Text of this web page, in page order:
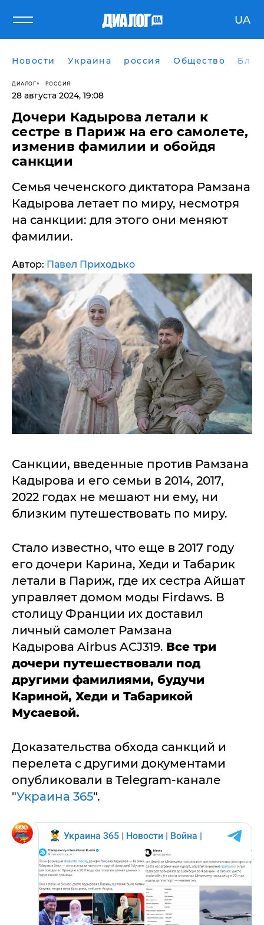
UA
Новости Украина россия Общество
ДИАЛОГ РОССИЯ
28 августа 2024, 19:08
Дочери Кадырова летали к
сестре в Париж на его самолете,
изменив фамилии и обойдя
санкции
Семья чеченского диктатора Рамзана
Кадырова летает по миру, несмотря
на санкции: для этого они меняют
фамилии.
Автор: Павел Приходько
Санкции, введенные против Рамзана
Кадырова и его семьи в 2014, 2017,
2022 годах не мешают ни ему, ни
близким путешествовать по миру.
Стало известно, что еще в 2017 году
его дочери Карина, Хеди и Табарик
летали в Париж, где их сестра Айшат
управляет домом моды Firdaws. В
столицу Франции их доставил
личный самолет Рамзана
Кадырова Airbus ACJ319. Все три
дочери путешествовали под
другими фамилиями, будучи
Кариной, Хеди и Табарикой
Мусаевой.
Доказательства обхода санкций и
перелета с другими документами
опубликовали в Telegram-канале
"Украина 365".